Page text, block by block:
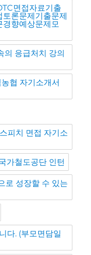
면접자료기출
론문제기출문제
향예상문제모
의 응급처치 강의
협 자기소개서
피치 면접 자기소
가철도공단 인턴
로 성장할 수 있는
다. (부모면담일